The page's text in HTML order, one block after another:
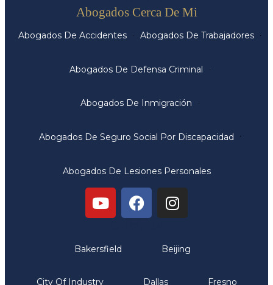
Abogados Cerca De Mi
Abogados De Accidentes Abogados De Trabajadores
Abogados De Defensa Criminal
Abogados De Inmigración
Abogados De Seguro Social Por Discapacidad
Abogados De Lesiones Personales
Bakersfield Beijing
City Of Industry Dallas Fresno